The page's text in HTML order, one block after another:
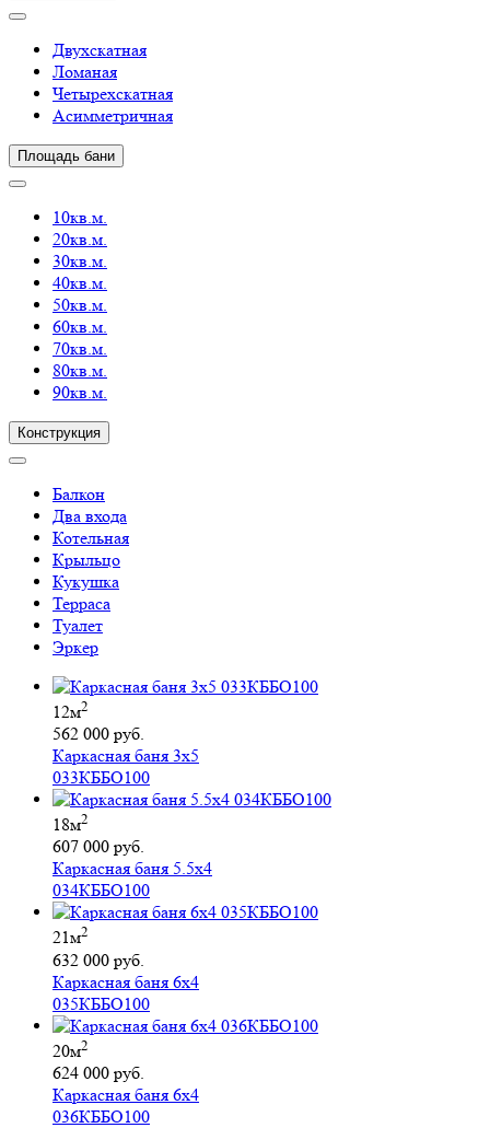
Двухскатная
Ломаная
Четырехскатная
Асимметричная
Площадь бани
10кв.м.
20кв.м.
30кв.м.
40кв.м.
50кв.м.
60кв.м.
70кв.м.
80кв.м.
90кв.м.
Конструкция
Балкон
Два входа
Котельная
Крыльцо
Кукушка
Терраса
Туалет
Эркер
12м2
562 000 руб.
Каркасная баня 3х5
033КББО100
18м2
607 000 руб.
Каркасная баня 5.5х4
034КББО100
21м2
632 000 руб.
Каркасная баня 6х4
035КББО100
20м2
624 000 руб.
Каркасная баня 6х4
036КББО100